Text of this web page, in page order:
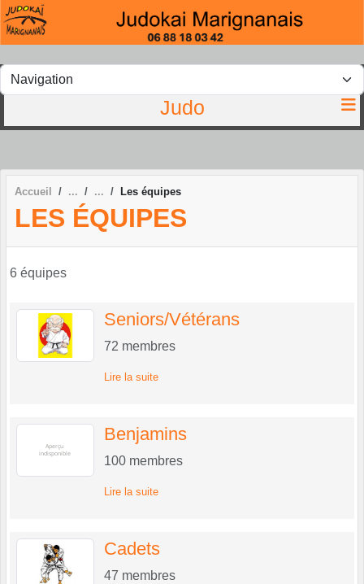
Judo
Accueil Les équipes
LES ÉQUIPES
6 équipes
Seniors/Vétérans
72 membres
Lire la suite
Benjamins
100 membres
Lire la suite
Cadets
47 membres
Panneau de gestion des cookies